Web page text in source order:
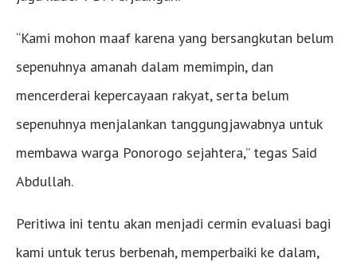
“Kami mohon maaf karena yang bersangkutan belum
sepenuhnya amanah dalam memimpin, dan
mencerderai kepercayaan rakyat, serta belum
sepenuhnya menjalankan tanggungjawabnya untuk
membawa warga Ponorogo sejahtera,” tegas Said
Abdullah.
Peritiwa ini tentu akan menjadi cermin evaluasi bagi
kami untuk terus berbenah, memperbaiki ke dalam,